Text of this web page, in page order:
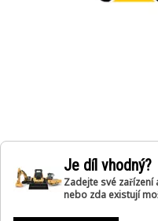
Je díl vhodný?
Zadejte své
nebo zda existují